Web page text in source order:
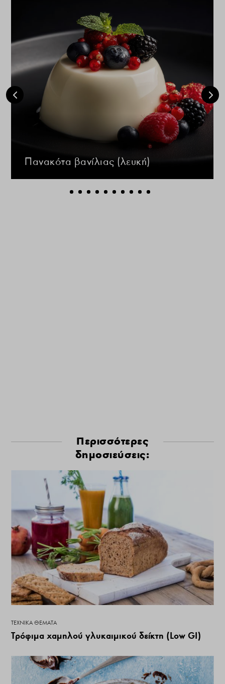
Πανακότα βανίλιας (λευκή)
Περισσότερες
δημοσιεύσεις:
ΤΕΧΝΙΚΆ ΘΈΜΑΤΑ
Τρόφιμα χαμηλού γλυκαιμικού δείκτη (Low GI)